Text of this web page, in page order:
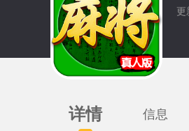
更
详情 信息